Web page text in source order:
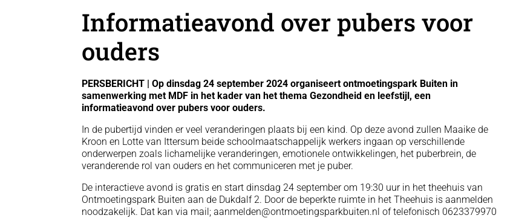
Informatieavond over pubers voor
ouders
PERSBERICHT | Op dinsdag 24 september 2024 organiseert ontmoetingspark Buiten in
samenwerking met MDF in het kader van het thema Gezondheid en leefstijl, een
informatieavond over pubers voor ouders.
In de pubertijd vinden er veel veranderingen plaats bij een kind. Op deze avond zullen Maaike de
Kroon en Lotte van Ittersum beide schoolmaatschappelijk werkers ingaan op verschillende
onderwerpen zoals lichamelijke veranderingen, emotionele ontwikkelingen, het puberbrein, de
veranderende rol van ouders en het communiceren met je puber.
De interactieve avond is gratis en start dinsdag 24 september om 19:30 uur in het theehuis van
Ontmoetingspark Buiten aan de Dukdalf 2. Door de beperkte ruimte in het Theehuis is aanmelden
noodzakelijk. Dat kan via mail; aanmelden@ontmoetingsparkbuiten.nl of telefonisch 0623379970